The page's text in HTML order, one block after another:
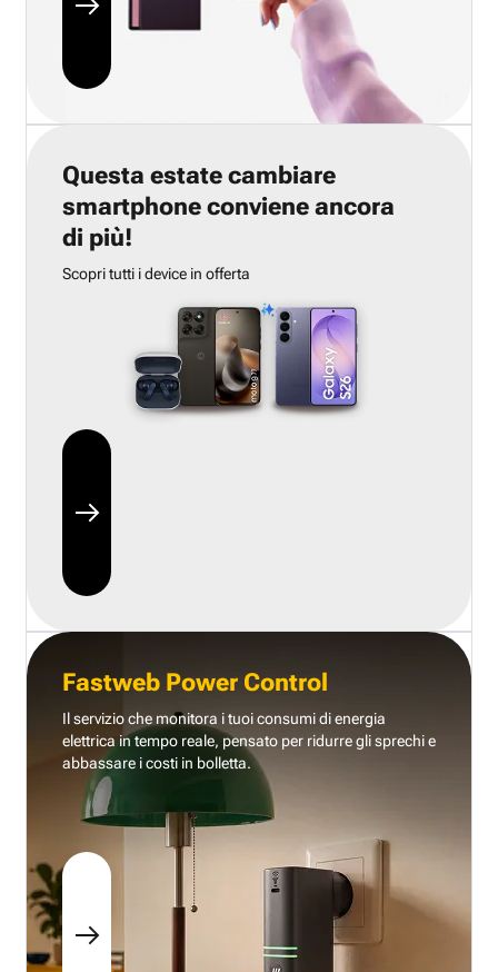
Questa estate cambiare
smartphone conviene ancora
di più!
Scopri tutti i device in offerta
Fastweb Power Control
Il servizio che monitora i tuoi consumi di energia
elettrica in tempo reale, pensato per ridurre gli sprechi e
abbassare i costi in bolletta.